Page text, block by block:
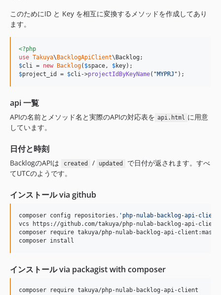
このためにID と Key を相互に変換するメソッドを作成してあり
ます。
<?php
use Takuya\ BacklogApiClient\ Backlog
$cli = new Backlog( $space, $key
$project_id = $cli->projectIdByKeyName( "MYPRJ " );
api 一覧
APIの名前とメソッド名と実際のAPIの対応表を api.html に用意
しています。
日付と時刻
BacklogのAPIは created / updated
で日付が返されます。すべ
てUTCのようです。
インストール via github
composer config repositories. ' php-nulab-backlog-api-client
vcs https://github.com/takuya/php-nulab-backlog-api-
composer require takuya/php-nulab-backlog-api-
composer install
インストール via packagist with composer
composer require takuya/php-nulab-backlog-api-client